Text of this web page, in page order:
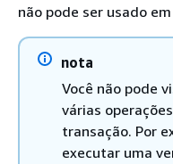
não pode ser usado
nota
Você não pode
várias
transação. Por
executar uma